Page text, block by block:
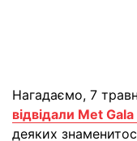
Нагадаємо, 7
відвідали Met
деяких